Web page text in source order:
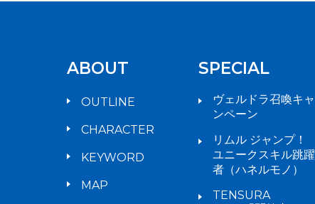
ABOUT
OUTLINE
CHARACTER
KEYWORD
MAP
SPECIAL
ヴェルドラ召喚キャ
ンペーン
リムル ジャンプ！
ユニークスキル跳躍
者（ハネルモノ）
TENSURA